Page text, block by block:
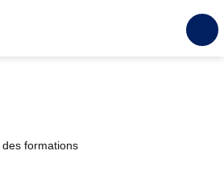
formations